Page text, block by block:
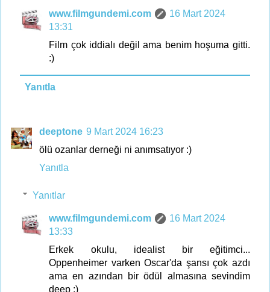
www.filmgundemi.com
16 Mart 2024
13:31
Film çok iddialı değil ama benim hoşuma gitti.
:)
Yanıtla
deeptone 9 Mart 2024 16:23
ölü ozanlar derneği ni anımsatıyor :)
Yanıtla
Yanıtlar
www.filmgundemi.com
16 Mart 2024
13:33
Erkek okulu, idealist bir eğitimci...
Oppenheimer varken Oscar'da şansı çok azdı
ama en azından bir ödül almasına sevindim
deep :)